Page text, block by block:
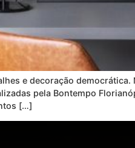
e decoração
pela Bontempo
[…]